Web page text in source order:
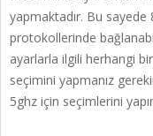
yapmaktadır. Bu
protokollerinde
ayarlarla ilgili herhangi
seçimini yapmanız
5ghz için seçimlerini